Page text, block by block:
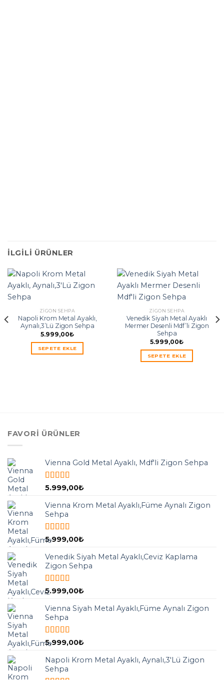
İLGILI ÜRÜNLER
ZIGON SEHPA
Napoli Krom Metal Ayaklı,
Aynalı,3’Lü Zigon Sehpa
5.999,00₺
SEPETE EKLE
ZIGON SEHPA
Venedik Siyah Metal Ayaklı
Mermer Desenli Mdf’li Zigon
Sehpa
5.999,00₺
SEPETE EKLE
FAVORI ÜRÜNLER
Vienna Gold Metal Ayaklı, Mdf'li Zigon Sehpa
5 üzerinden
5.999,00₺
Vienna Krom Metal Ayaklı,Füme Aynalı Zigon
Sehpa
5 üzerinden
5.999,00₺
Venedik Siyah Metal Ayaklı,Ceviz Kaplama
Zigon Sehpa
5 üzerinden
5.999,00₺
Vienna Siyah Metal Ayaklı,Füme Aynalı Zigon
Sehpa
5 üzerinden
5.999,00₺
Napoli Krom Metal Ayaklı, Aynalı,3'Lü Zigon
Sehpa